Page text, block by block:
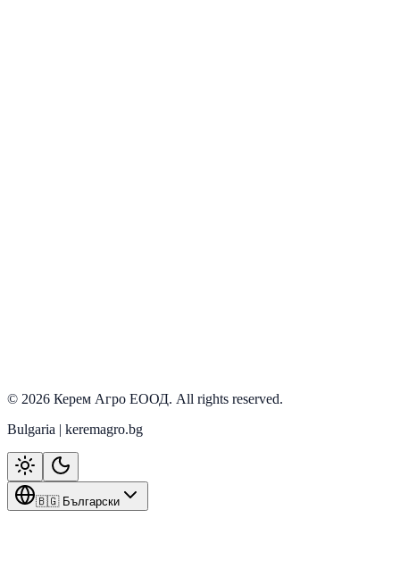
© 2026 Керем Агро ЕООД. All rights reserved.
Bulgaria | keremagro.bg
🇧🇬 Български